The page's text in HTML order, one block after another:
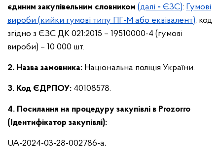
єдиним закупівельним словником (далі - ЄЗС): Гумові
вироби (кийки гумові типу ПГ-М або еквівалент), код
згідно з ЄЗС ДК 021:2015 – 19510000-4 (гумові
вироби) – 10 000 шт.
2. Назва замовника: Національна поліція України.
3. Код ЄДРПОУ: 40108578.
4. Посилання на процедуру закупівлі в Prozorro
(Ідентифікатор закупівлі):
UA-2024-03-28-002786-a.